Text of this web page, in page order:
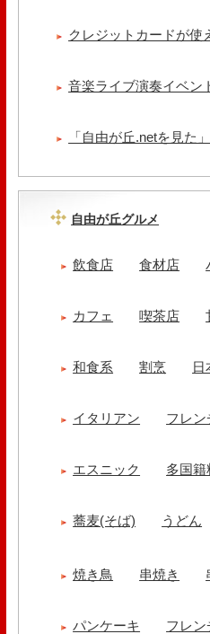
クレジットカードが使
音楽ライブ演奏イベン
「自由が丘.netを見た
自由が丘グルメ
飲食店 食材店
カフェ 喫茶店
和食系 割烹 日
イタリアン フレン
エスニック 多国籍
蕎麦(そば) うどん
焼き鳥 串焼き
パンケーキ フレン